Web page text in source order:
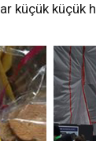
küçük küçük